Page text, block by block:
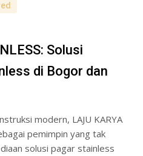
Solusi
di Bogor dan
modern, LAJU KARYA
pemimpin yang tak
solusi pagar stainless